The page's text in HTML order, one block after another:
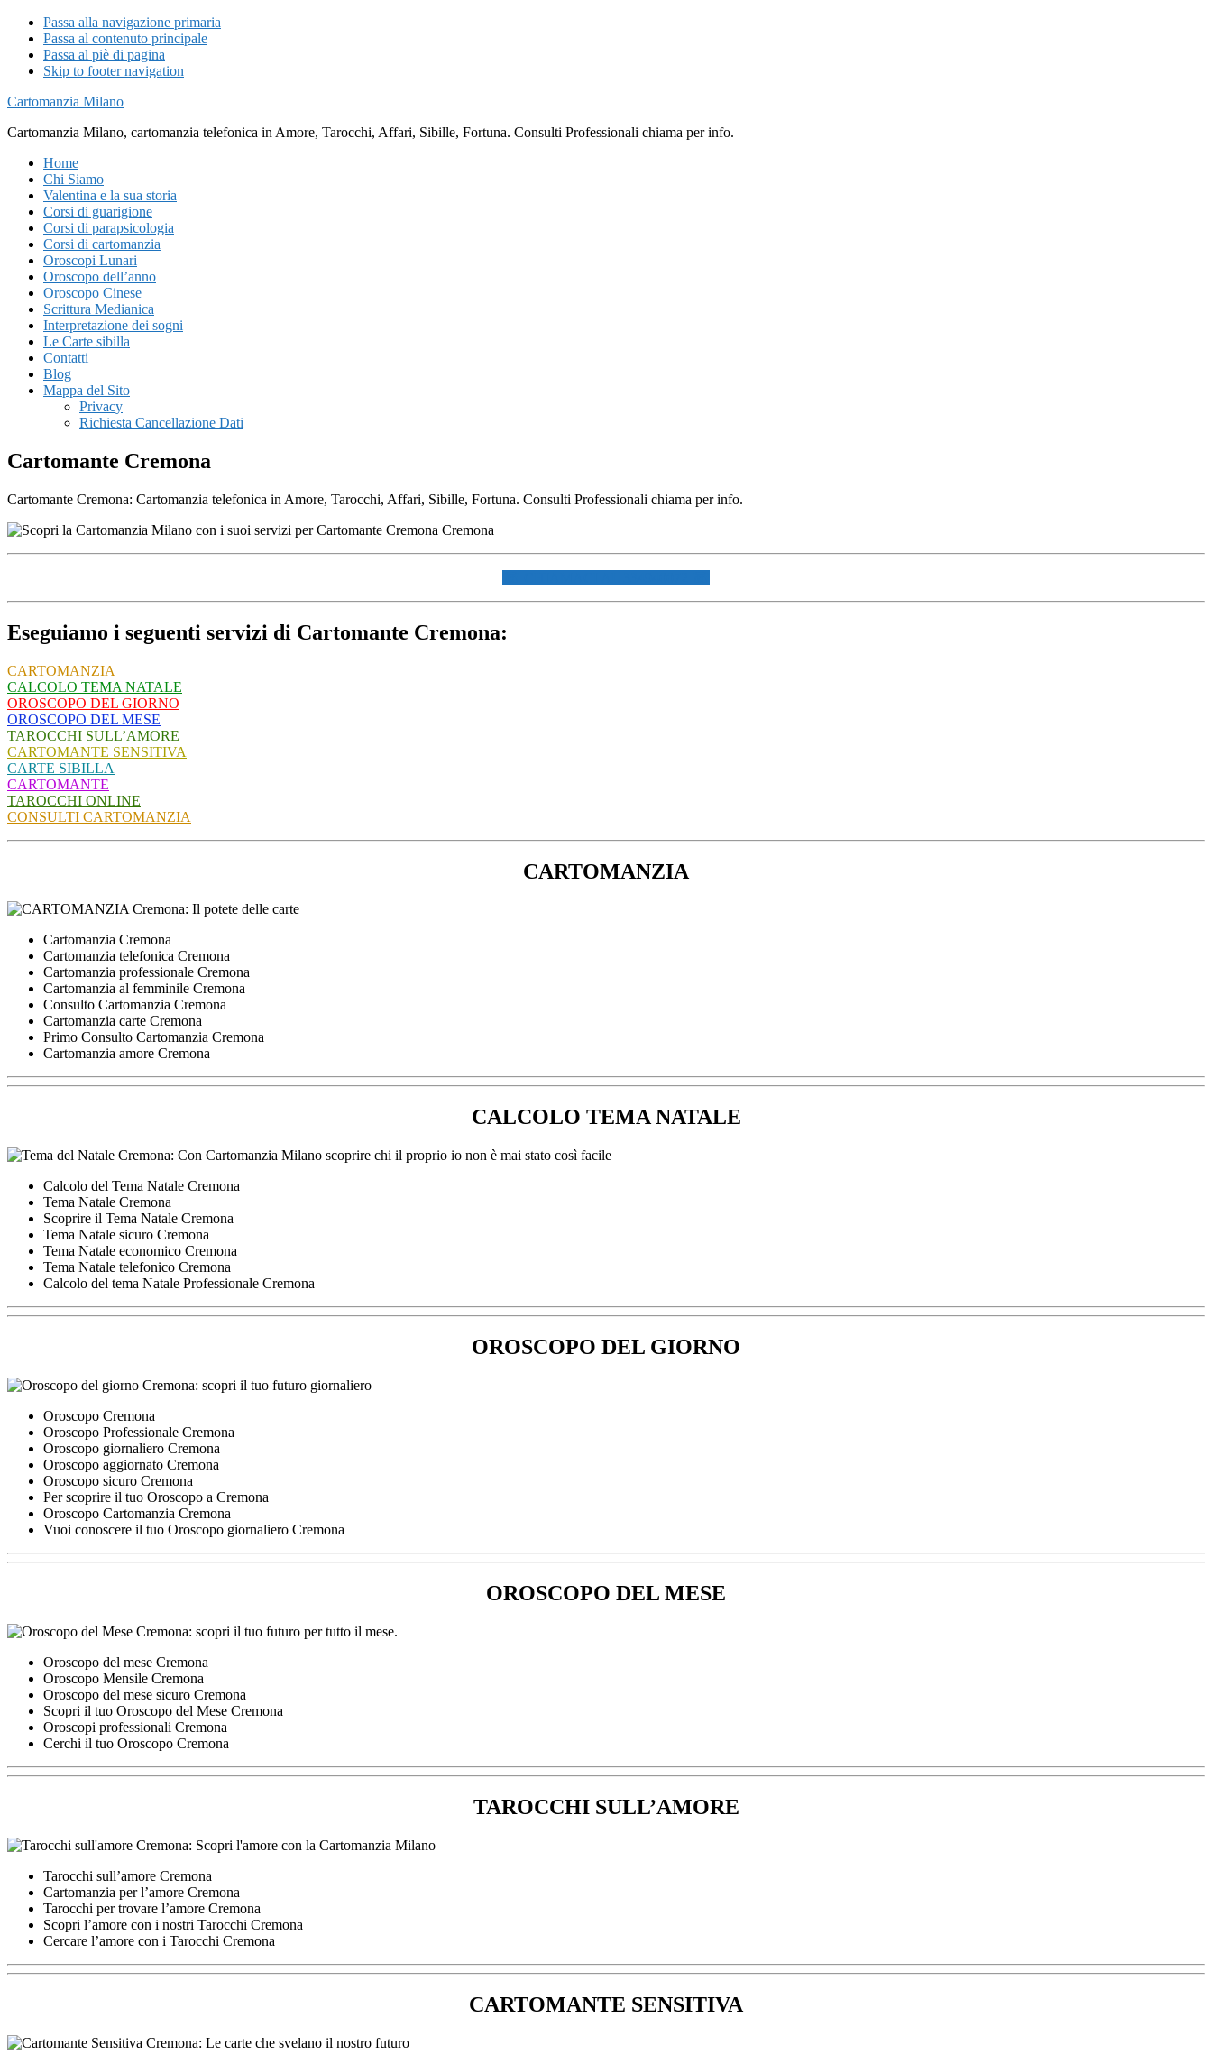
Passa alla navigazione primaria
Passa al contenuto principale
Passa al piè di pagina
Skip to footer navigation
Cartomanzia Milano
Cartomanzia Milano, cartomanzia telefonica in Amore, Tarocchi, Affari, Sibille, Fortuna. Consulti Professionali chiama per info.
Home
Chi Siamo
Valentina e la sua storia
Corsi di guarigione
Corsi di parapsicologia
Corsi di cartomanzia
Oroscopi Lunari
Oroscopo dell’anno
Oroscopo Cinese
Scrittura Medianica
Interpretazione dei sogni
Le Carte sibilla
Contatti
Blog
Mappa del Sito
Privacy
Richiesta Cancellazione Dati
Cartomante Cremona
Cartomante Cremona: Cartomanzia telefonica in Amore, Tarocchi, Affari, Sibille, Fortuna. Consulti Professionali chiama per info.
Eseguiamo i seguenti servizi di Cartomante Cremona:
CARTOMANZIA
CALCOLO TEMA NATALE
OROSCOPO DEL GIORNO
OROSCOPO DEL MESE
TAROCCHI SULL’AMORE
CARTOMANTE SENSITIVA
CARTE SIBILLA
CARTOMANTE
TAROCCHI ONLINE
CONSULTI CARTOMANZIA
CARTOMANZIA
Cartomanzia Cremona
Cartomanzia telefonica Cremona
Cartomanzia professionale Cremona
Cartomanzia al femminile Cremona
Consulto Cartomanzia Cremona
Cartomanzia carte Cremona
Primo Consulto Cartomanzia Cremona
Cartomanzia amore Cremona
CALCOLO TEMA NATALE
Calcolo del Tema Natale Cremona
Tema Natale Cremona
Scoprire il Tema Natale Cremona
Tema Natale sicuro Cremona
Tema Natale economico Cremona
Tema Natale telefonico Cremona
Calcolo del tema Natale Professionale Cremona
OROSCOPO DEL GIORNO
Oroscopo Cremona
Oroscopo Professionale Cremona
Oroscopo giornaliero Cremona
Oroscopo aggiornato Cremona
Oroscopo sicuro Cremona
Per scoprire il tuo Oroscopo a Cremona
Oroscopo Cartomanzia Cremona
Vuoi conoscere il tuo Oroscopo giornaliero Cremona
OROSCOPO DEL MESE
Oroscopo del mese Cremona
Oroscopo Mensile Cremona
Oroscopo del mese sicuro Cremona
Scopri il tuo Oroscopo del Mese Cremona
Oroscopi professionali Cremona
Cerchi il tuo Oroscopo Cremona
TAROCCHI SULL’AMORE
Tarocchi sull’amore Cremona
Cartomanzia per l’amore Cremona
Tarocchi per trovare l’amore Cremona
Scopri l’amore con i nostri Tarocchi Cremona
Cercare l’amore con i Tarocchi Cremona
CARTOMANTE SENSITIVA